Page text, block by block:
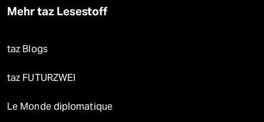
Mehr taz Lesestoff
taz Blogs
taz FUTURZWEI
Le Monde diplomatique